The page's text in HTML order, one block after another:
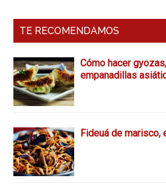
Primaria
TE RECOMENDAMOS
Cómo hacer
empanadillas
Fideuá de marisco,